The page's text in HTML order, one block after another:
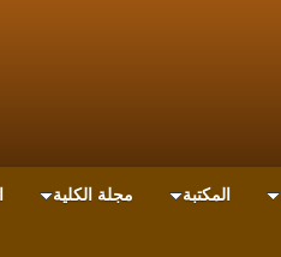
المكتبة مجلة الكلية